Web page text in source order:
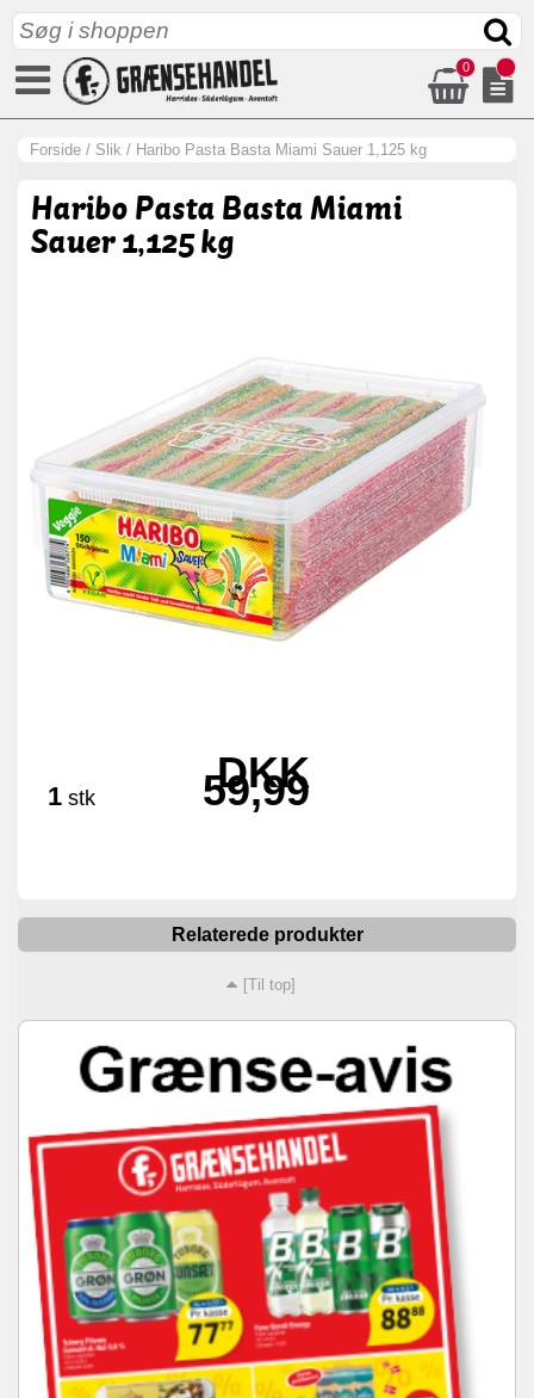
0
Forside / Slik / Haribo Pasta Basta Miami Sauer 1,125 kg
Haribo Pasta Basta Miami
Sauer 1,125 kg
1 stk
DKK
59,99
Relaterede produkter
[Til top]